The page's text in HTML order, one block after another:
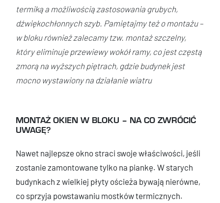
termiką a możliwością zastosowania grubych,
dźwiękochłonnych szyb. Pamiętajmy też o montażu –
w bloku również zalecamy tzw. montaż szczelny,
który eliminuje przewiewy wokół ramy, co jest częstą
zmorą na wyższych piętrach, gdzie budynek jest
mocno wystawiony na działanie wiatru
MONTAŻ OKIEN W BLOKU – NA CO ZWRÓCIĆ
UWAGĘ?
Nawet najlepsze okno straci swoje właściwości, jeśli
zostanie zamontowane tylko na piankę. W starych
budynkach z wielkiej płyty ościeża bywają nierówne,
co sprzyja powstawaniu mostków termicznych.